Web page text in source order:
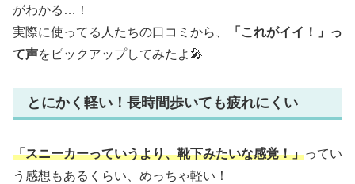
がわかる…！
実際に使ってる人たちの口コミから、
「これがイイ！」っ
て声をピックアップしてみたよ🎤
とにかく軽い！長時間歩いても疲れにくい
「スニーカーっていうより、靴下みたいな感覚！」ってい
う感想もあるくらい、めっちゃ軽い！